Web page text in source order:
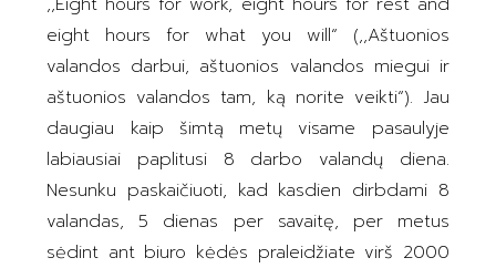
eight hours for what you will“ (,,Aštuonios
valandos darbui, aštuonios valandos miegui ir
aštuonios valandos tam, ką norite veikti“). Jau
daugiau kaip šimtą metų visame pasaulyje
labiausiai paplitusi 8 darbo valandų diena.
Nesunku paskaičiuoti, kad kasdien dirbdami 8
valandas, 5 dienas per savaitę, per metus
sėdint ant biuro kėdės praleidžiate virš 2000